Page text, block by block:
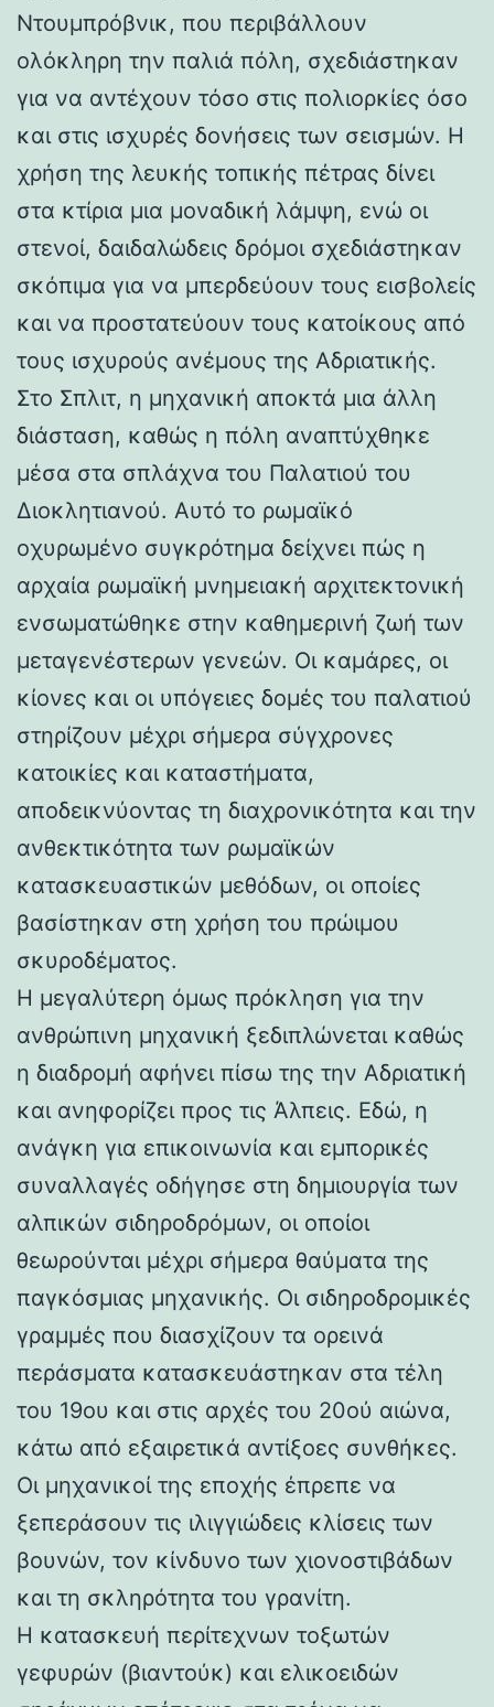
Ντουμπρόβνικ, που περιβάλλουν
ολόκληρη την παλιά πόλη, σχεδιάστηκαν
για να αντέχουν τόσο στις πολιορκίες όσο
και στις ισχυρές δονήσεις των σεισμών. Η
χρήση της λευκής τοπικής πέτρας δίνει
στα κτίρια μια μοναδική λάμψη, ενώ οι
στενοί, δαιδαλώδεις δρόμοι σχεδιάστηκαν
σκόπιμα για να μπερδεύουν τους εισβολείς
και να προστατεύουν τους κατοίκους από
τους ισχυρούς ανέμους της Αδριατικής.
Στο Σπλιτ, η μηχανική αποκτά μια άλλη
διάσταση, καθώς η πόλη αναπτύχθηκε
μέσα στα σπλάχνα του Παλατιού του
Διοκλητιανού. Αυτό το ρωμαϊκό
οχυρωμένο συγκρότημα δείχνει πώς η
αρχαία ρωμαϊκή μνημειακή αρχιτεκτονική
ενσωματώθηκε στην καθημερινή ζωή των
μεταγενέστερων γενεών. Οι καμάρες, οι
κίονες και οι υπόγειες δομές του παλατιού
στηρίζουν μέχρι σήμερα σύγχρονες
κατοικίες και καταστήματα,
αποδεικνύοντας τη διαχρονικότητα και την
ανθεκτικότητα των ρωμαϊκών
κατασκευαστικών μεθόδων, οι οποίες
βασίστηκαν στη χρήση του πρώιμου
σκυροδέματος.
Η μεγαλύτερη όμως πρόκληση για την
ανθρώπινη μηχανική ξεδιπλώνεται καθώς
η διαδρομή αφήνει πίσω της την Αδριατική
και ανηφορίζει προς τις Άλπεις. Εδώ, η
ανάγκη για επικοινωνία και εμπορικές
συναλλαγές οδήγησε στη δημιουργία των
αλπικών σιδηροδρόμων, οι οποίοι
θεωρούνται μέχρι σήμερα θαύματα της
παγκόσμιας μηχανικής. Οι σιδηροδρομικές
γραμμές που διασχίζουν τα ορεινά
περάσματα κατασκευάστηκαν στα τέλη
του 19ου και στις αρχές του 20ού αιώνα,
κάτω από εξαιρετικά αντίξοες συνθήκες.
Οι μηχανικοί της εποχής έπρεπε να
ξεπεράσουν τις ιλιγγιώδεις κλίσεις των
βουνών, τον κίνδυνο των χιονοστιβάδων
και τη σκληρότητα του γρανίτη.
Η κατασκευή περίτεχνων τοξωτών
γεφυρών (βιαντούκ) και ελικοειδών